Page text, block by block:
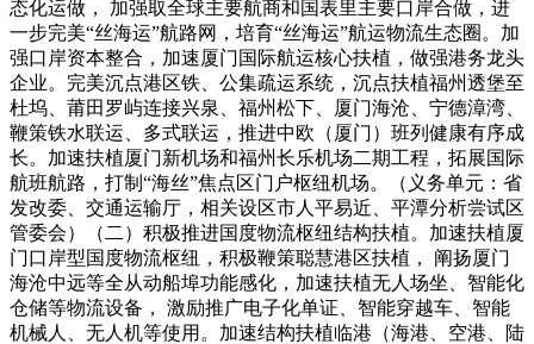
态化运做， 加强取全球主要航商和国表里主要口岸合做，进
一步完美“丝海运”航路网，培育“丝海运”航运物流生态圈。加
强口岸资本整合，加速厦门国际航运核心扶植，做强港务龙头
企业。完美沉点港区铁、公集疏运系统，沉点扶植福州透堡至
杜坞、莆田罗屿连接兴泉、福州松下、厦门海沧、宁德漳湾、
鞭策铁水联运、多式联运，推进中欧（厦门）班列健康有序成
长。加速扶植厦门新机场和福州长乐机场二期工程，拓展国际
航班航路，打制“海丝”焦点区门户枢纽机场。（义务单元：省
发改委、交通运输厅，相关设区市人平易近、平潭分析尝试区
管委会）（二）积极推进国度物流枢纽结构扶植。加速扶植厦
门口岸型国度物流枢纽，积极鞭策聪慧港区扶植， 阐扬厦门
海沧中远等全从动船埠功能感化，加速扶植无人场坐、智能化
仓储等物流设备， 激励推广电子化单证、智能穿越车、智能
机械人、无人机等使用。加速结构扶植临港（海港、空港、陆